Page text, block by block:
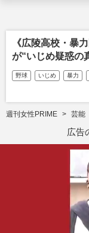
《広陵高校・暴
が“いじめ疑惑の
野球 いじめ 暴力
週刊女性PRIME 芸能
広告